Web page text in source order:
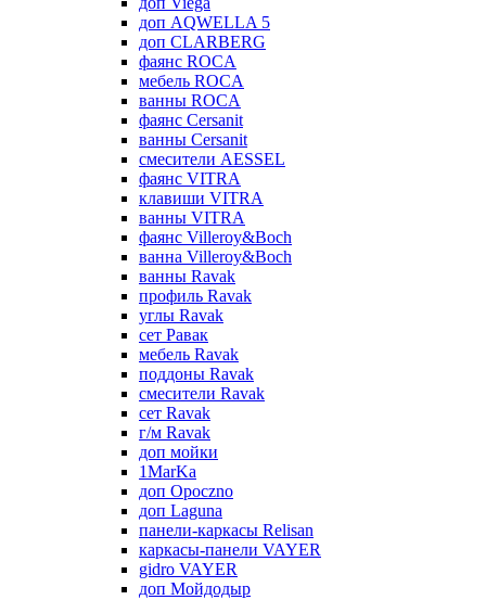
доп AQWELLA 5
доп CLARBERG
фаянс ROCA
мебель ROCA
ванны ROCA
фаянс Cersanit
ванны Cersanit
смесители AESSEL
фаянс VITRA
клавиши VITRA
ванны VITRA
фаянс Villeroy&Boch
ванна Villeroy&Boch
ванны Ravak
профиль Ravak
углы Ravak
сет Равак
мебель Ravak
поддоны Ravak
смесители Ravak
сет Ravak
г/м Ravak
доп мойки
1MarKa
доп Opoczno
доп Laguna
панели-каркасы Relisan
каркасы-панели VAYER
gidro VAYER
доп Мойдодыр